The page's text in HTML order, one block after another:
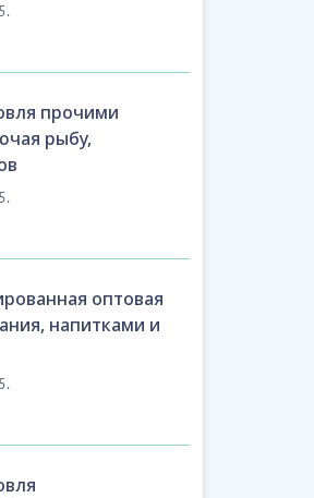
прочими
рыбу,
оптовая
напитками и